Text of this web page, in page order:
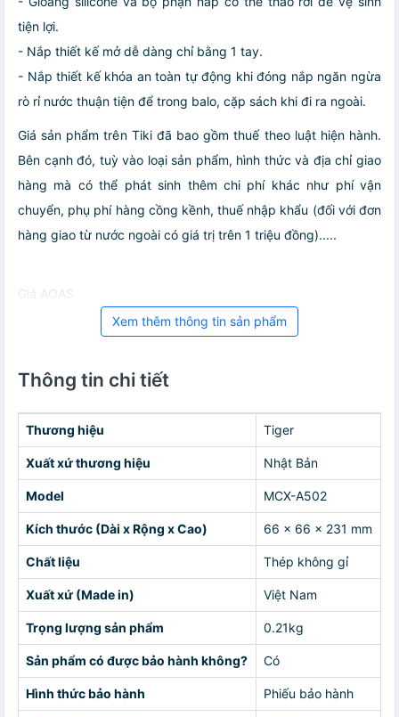
tiện lợi.
- Nắp thiết kế mở dễ dàng chỉ bằng 1 tay.
- Nắp thiết kế khóa an toàn tự động khi đóng nắp ngăn ngừa
rò rỉ nước thuận tiện để trong balo, cặp sách khi đi ra ngoài.
Giá sản phẩm trên Tiki đã bao gồm thuế theo luật hiện hành.
Bên cạnh đó, tuỳ vào loại sản phẩm, hình thức và địa chỉ giao
hàng mà có thể phát sinh thêm chi phí khác như phí vận
chuyển, phụ phí hàng cồng kềnh, thuế nhập khẩu (đối với đơn
hàng giao từ nước ngoài có giá trị trên 1 triệu đồng).....
Giá AOAS
Xem thêm thông tin sản phẩm
Thông tin chi tiết
Thương hiệu Tiger
Xuất xứ thương hiệu Nhật Bản
Model MCX-A502
Kích thước (Dài x Rộng x Cao) 66 x 66 x 231 mm
Chất liệu Thép không gỉ
Xuất xứ (Made in) Việt Nam
Trọng lượng sản phẩm 0.21kg
Sản phẩm có được bảo hành không? Có
Hình thức bảo hành Phiếu bảo hành